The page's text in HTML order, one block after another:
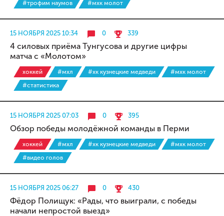
#трофим наумов
#мхк молот
15 НОЯБРЯ 2025 10:34 0 339
4 силовых приёма Тунгусова и другие цифры
матча с «Молотом»
хоккей #мхл #хк кузнецкие медведи
#мхк молот
#статистика
15 НОЯБРЯ 2025 07:03 0 395
Обзор победы молодёжной команды в Перми
хоккей #мхл #хк кузнецкие медведи
#мхк молот
#видео голов
15 НОЯБРЯ 2025 06:27 0 430
Фёдор Полищук: «Рады, что выиграли, с победы
начали непростой выезд»